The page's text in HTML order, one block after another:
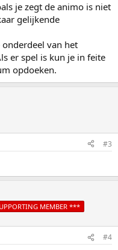
je zegt de animo is niet
gelijkende
van het
er spel is kun je in feite
opdoeken.
#3
MEMBER ***
#4